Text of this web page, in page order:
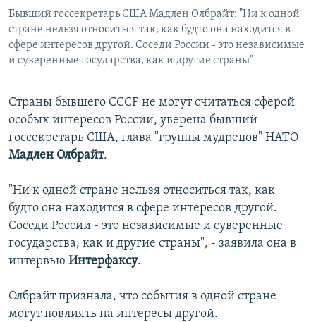
AZADLIQRADIOSU MOBIL TELEFONUNUZDA
BIZIMLƏ ƏLAQƏ
XƏBƏR BÜLLETENLƏRIMIZ
RFE/RL-in bütün saytları
Бывший госсекретарь США Мадлен Олбрайт: "Ни к одной
стране нельзя относиться так, как будто она находится в
сфере интересов другой. Соседи России - это независимые
и суверенные государства, как и другие страны"
Страны бывшего СССР не могут считаться сферой
особых интересов России, уверена бывший
госсекретарь США, глава "группы мудрецов" НАТО
Мадлен Олбрайт.
"Ни к одной стране нельзя относиться так, как
будто она находится в сфере интересов другой.
Соседи России - это независимые и суверенные
государства, как и другие страны", - заявила она в
интервью Интерфаксу.
Олбрайт признала, что события в одной стране
могут повлиять на интересы другой.